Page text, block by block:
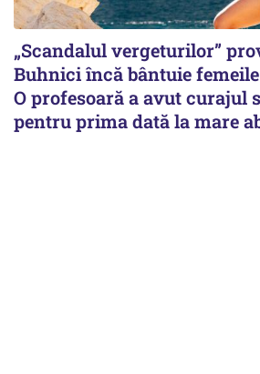
„Scandalul vergeturilor”
Buhnici încă bântuie
O profesoară a avut curajul
pentru prima dată la mare